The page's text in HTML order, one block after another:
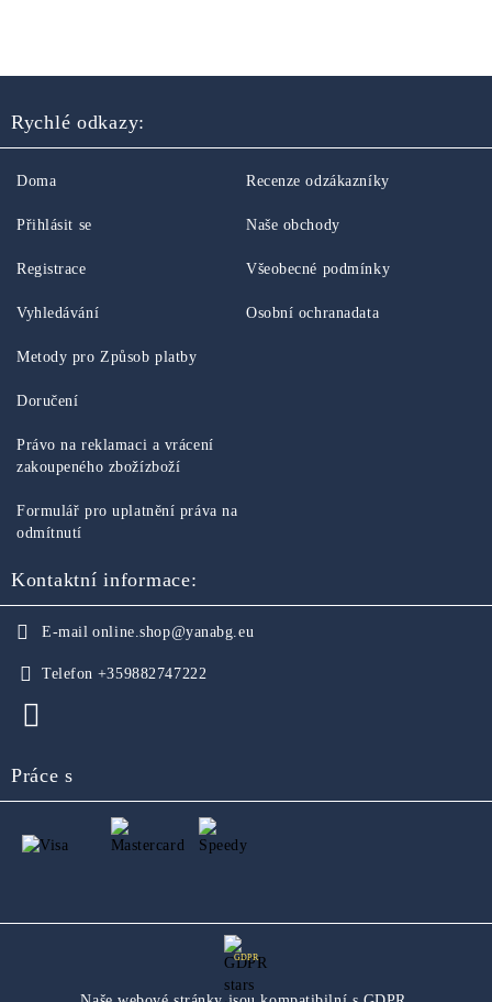
Rychlé odkazy:
Doma
Přihlásit se
Registrace
Vyhledávání
Recenze odzákazníky
Naše obchody
Všeobecné podmínky
Osobní ochranadata
Metody pro Způsob platby
Doručení
Právo na reklamaci a vrácení
zakoupeného zbožízboží
Formulář pro uplatnění práva na
odmítnutí
Kontaktní informace:
E-mail online.shop@yanabg.eu
Telefon +359882747222
Práce s
GDPR